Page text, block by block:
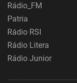
Rádio_FM
Patria
Rádio RSI
Rádio Litera
Rádio Junior